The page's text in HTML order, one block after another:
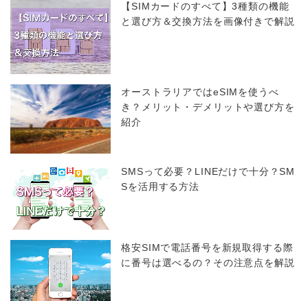
【SIMカードのすべて】3種類の機能
と選び方＆交換方法を画像付きで解説
オーストラリアではeSIMを使うべ
き？メリット・デメリットや選び方を
紹介
SMSって必要？LINEだけで十分？SM
Sを活用する方法
格安SIMで電話番号を新規取得する際
に番号は選べるの？その注意点を解説